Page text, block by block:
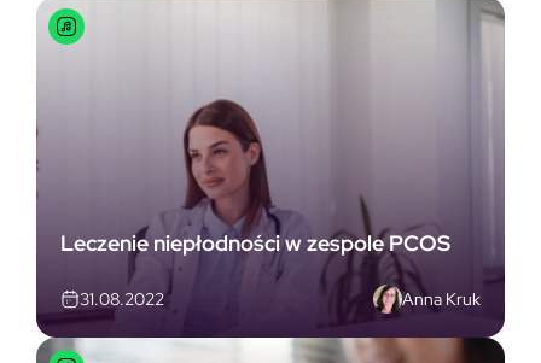
Leczenie niepłodności w zespole PCOS
31.08.2022 Anna Kruk